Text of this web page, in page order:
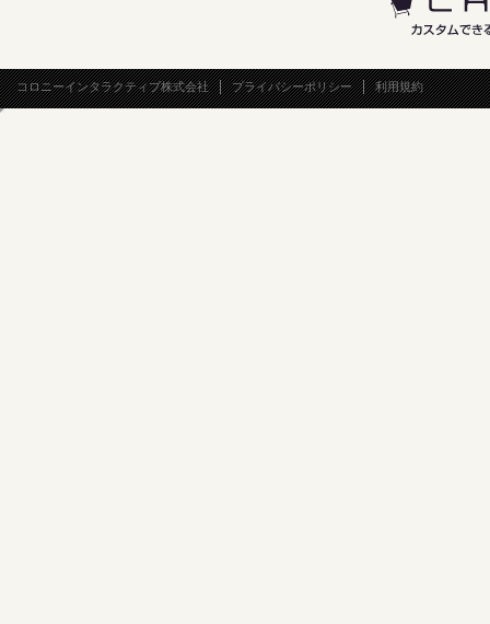
コロニーインタラクティブ株式会社 プライバシーポリシー 利用規約